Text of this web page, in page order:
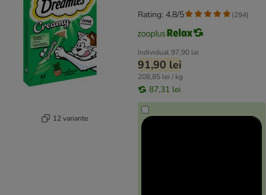
12 variante
Individual97,90 lei
91,90 lei
208,85 lei / kg
87,31 lei
Rating: 4.8/5 (294)